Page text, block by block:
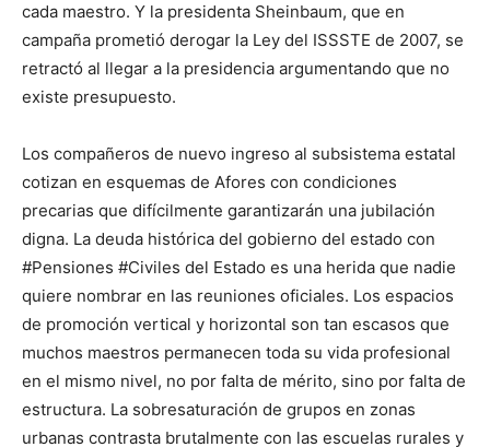
cada maestro. Y la presidenta Sheinbaum, que en
campaña prometió derogar la Ley del ISSSTE de 2007, se
retractó al llegar a la presidencia argumentando que no
existe presupuesto.
Los compañeros de nuevo ingreso al subsistema estatal
cotizan en esquemas de Afores con condiciones
precarias que difícilmente garantizarán una jubilación
digna. La deuda histórica del gobierno del estado con
#Pensiones #Civiles del Estado es una herida que nadie
quiere nombrar en las reuniones oficiales. Los espacios
de promoción vertical y horizontal son tan escasos que
muchos maestros permanecen toda su vida profesional
en el mismo nivel, no por falta de mérito, sino por falta de
estructura. La sobresaturación de grupos en zonas
urbanas contrasta brutalmente con las escuelas rurales y